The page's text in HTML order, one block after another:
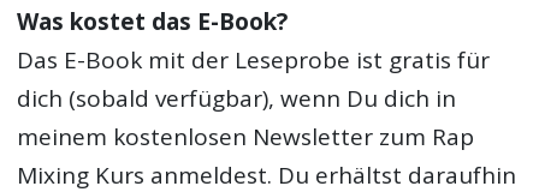
Was kostet das E-Book?
Das E-Book mit der Leseprobe ist gratis für
dich (sobald verfügbar), wenn Du dich in
meinem kostenlosen Newsletter zum Rap
Mixing Kurs anmeldest. Du erhältst daraufhin